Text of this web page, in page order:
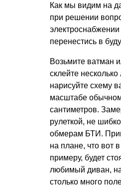
Как мы видим на
при решении
перенестись в
Возьмите ватман
склейте
нарисуйте схему
масштабе
сантиметров.
рулеткой, не
обмерам БТИ.
на плане, что вот
примеру, будет
любимый диван,
столько много